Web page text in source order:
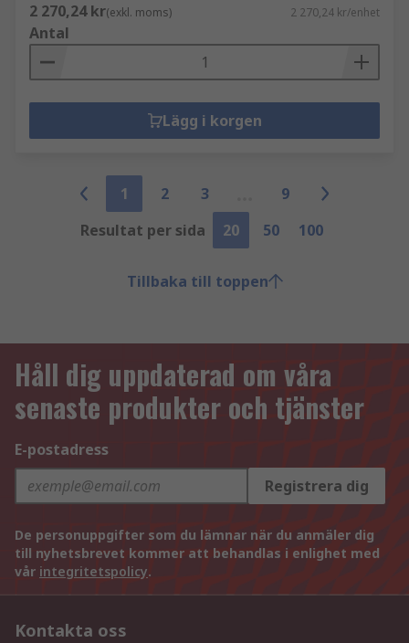
2 270,24 kr(exkl. moms) 2 270,24 kr/enhet
Antal
Lägg i korgen
1 2 3
9
Resultat per sida
20 50 100
Tillbaka till toppen
Håll dig uppdaterad om våra
senaste produkter och tjänster
E-postadress
Registrera dig
De personuppgifter som du lämnar när du anmäler dig
till nyhetsbrevet kommer att behandlas i enlighet med
vår integritetspolicy.
Kontakta oss